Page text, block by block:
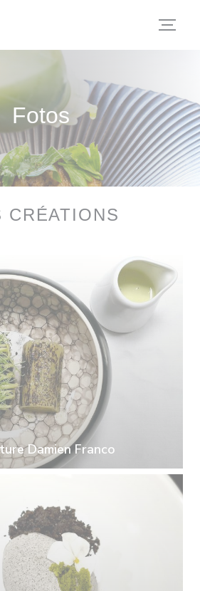
de Cookies
Fotos
CRÉATIONS
Damien Franco